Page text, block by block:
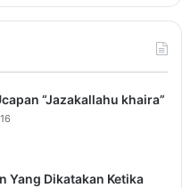
“Jazakallahu khaira”
Yang Dikatakan Ketika